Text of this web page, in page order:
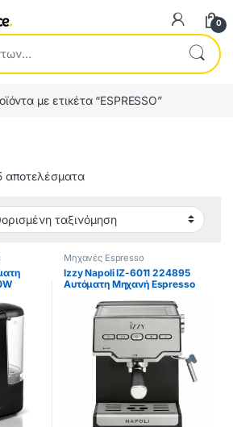
0
με ετικέτα “ESPRESSO”
αποτελέσματα
Μηχανές Espresso
Izzy Napoli IZ-6011 224895
Αυτόματη Μηχανή Espresso
ΕΩΣ 12 ΔΟΣΕΙΣ